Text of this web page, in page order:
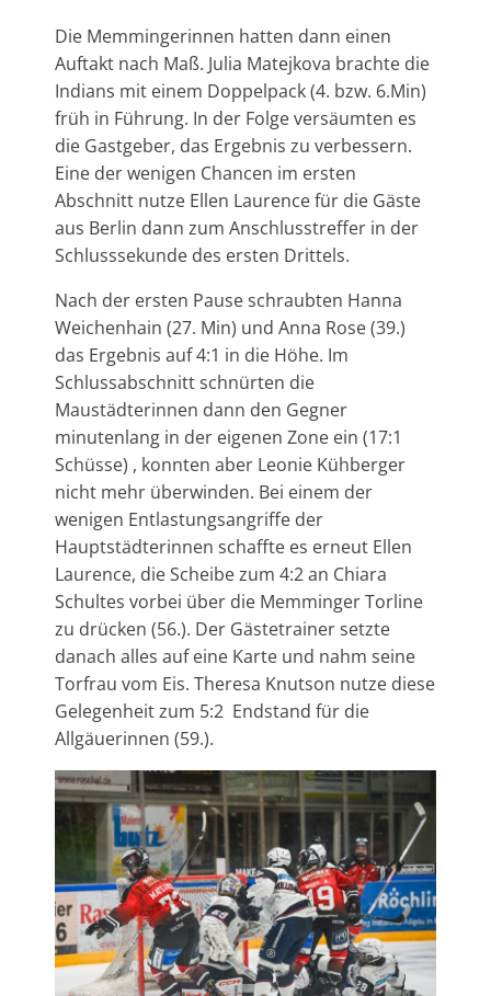
Die Memmingerinnen hatten dann einen
Auftakt nach Maß. Julia Matejkova brachte die
Indians mit einem Doppelpack (4. bzw. 6.Min)
früh in Führung. In der Folge versäumten es
die Gastgeber, das Ergebnis zu verbessern.
Eine der wenigen Chancen im ersten
Abschnitt nutze Ellen Laurence für die Gäste
aus Berlin dann zum Anschlusstreffer in der
Schlusssekunde des ersten Drittels.
Nach der ersten Pause schraubten Hanna
Weichenhain (27. Min) und Anna Rose (39.)
das Ergebnis auf 4:1 in die Höhe. Im
Schlussabschnitt schnürten die
Maustädterinnen dann den Gegner
minutenlang in der eigenen Zone ein (17:1
Schüsse) , konnten aber Leonie Kühberger
nicht mehr überwinden. Bei einem der
wenigen Entlastungsangriffe der
Hauptstädterinnen schaffte es erneut Ellen
Laurence, die Scheibe zum 4:2 an Chiara
Schultes vorbei über die Memminger Torline
zu drücken (56.). Der Gästetrainer setzte
danach alles auf eine Karte und nahm seine
Torfrau vom Eis. Theresa Knutson nutze diese
Gelegenheit zum 5:2 Endstand für die
Allgäuerinnen (59.).